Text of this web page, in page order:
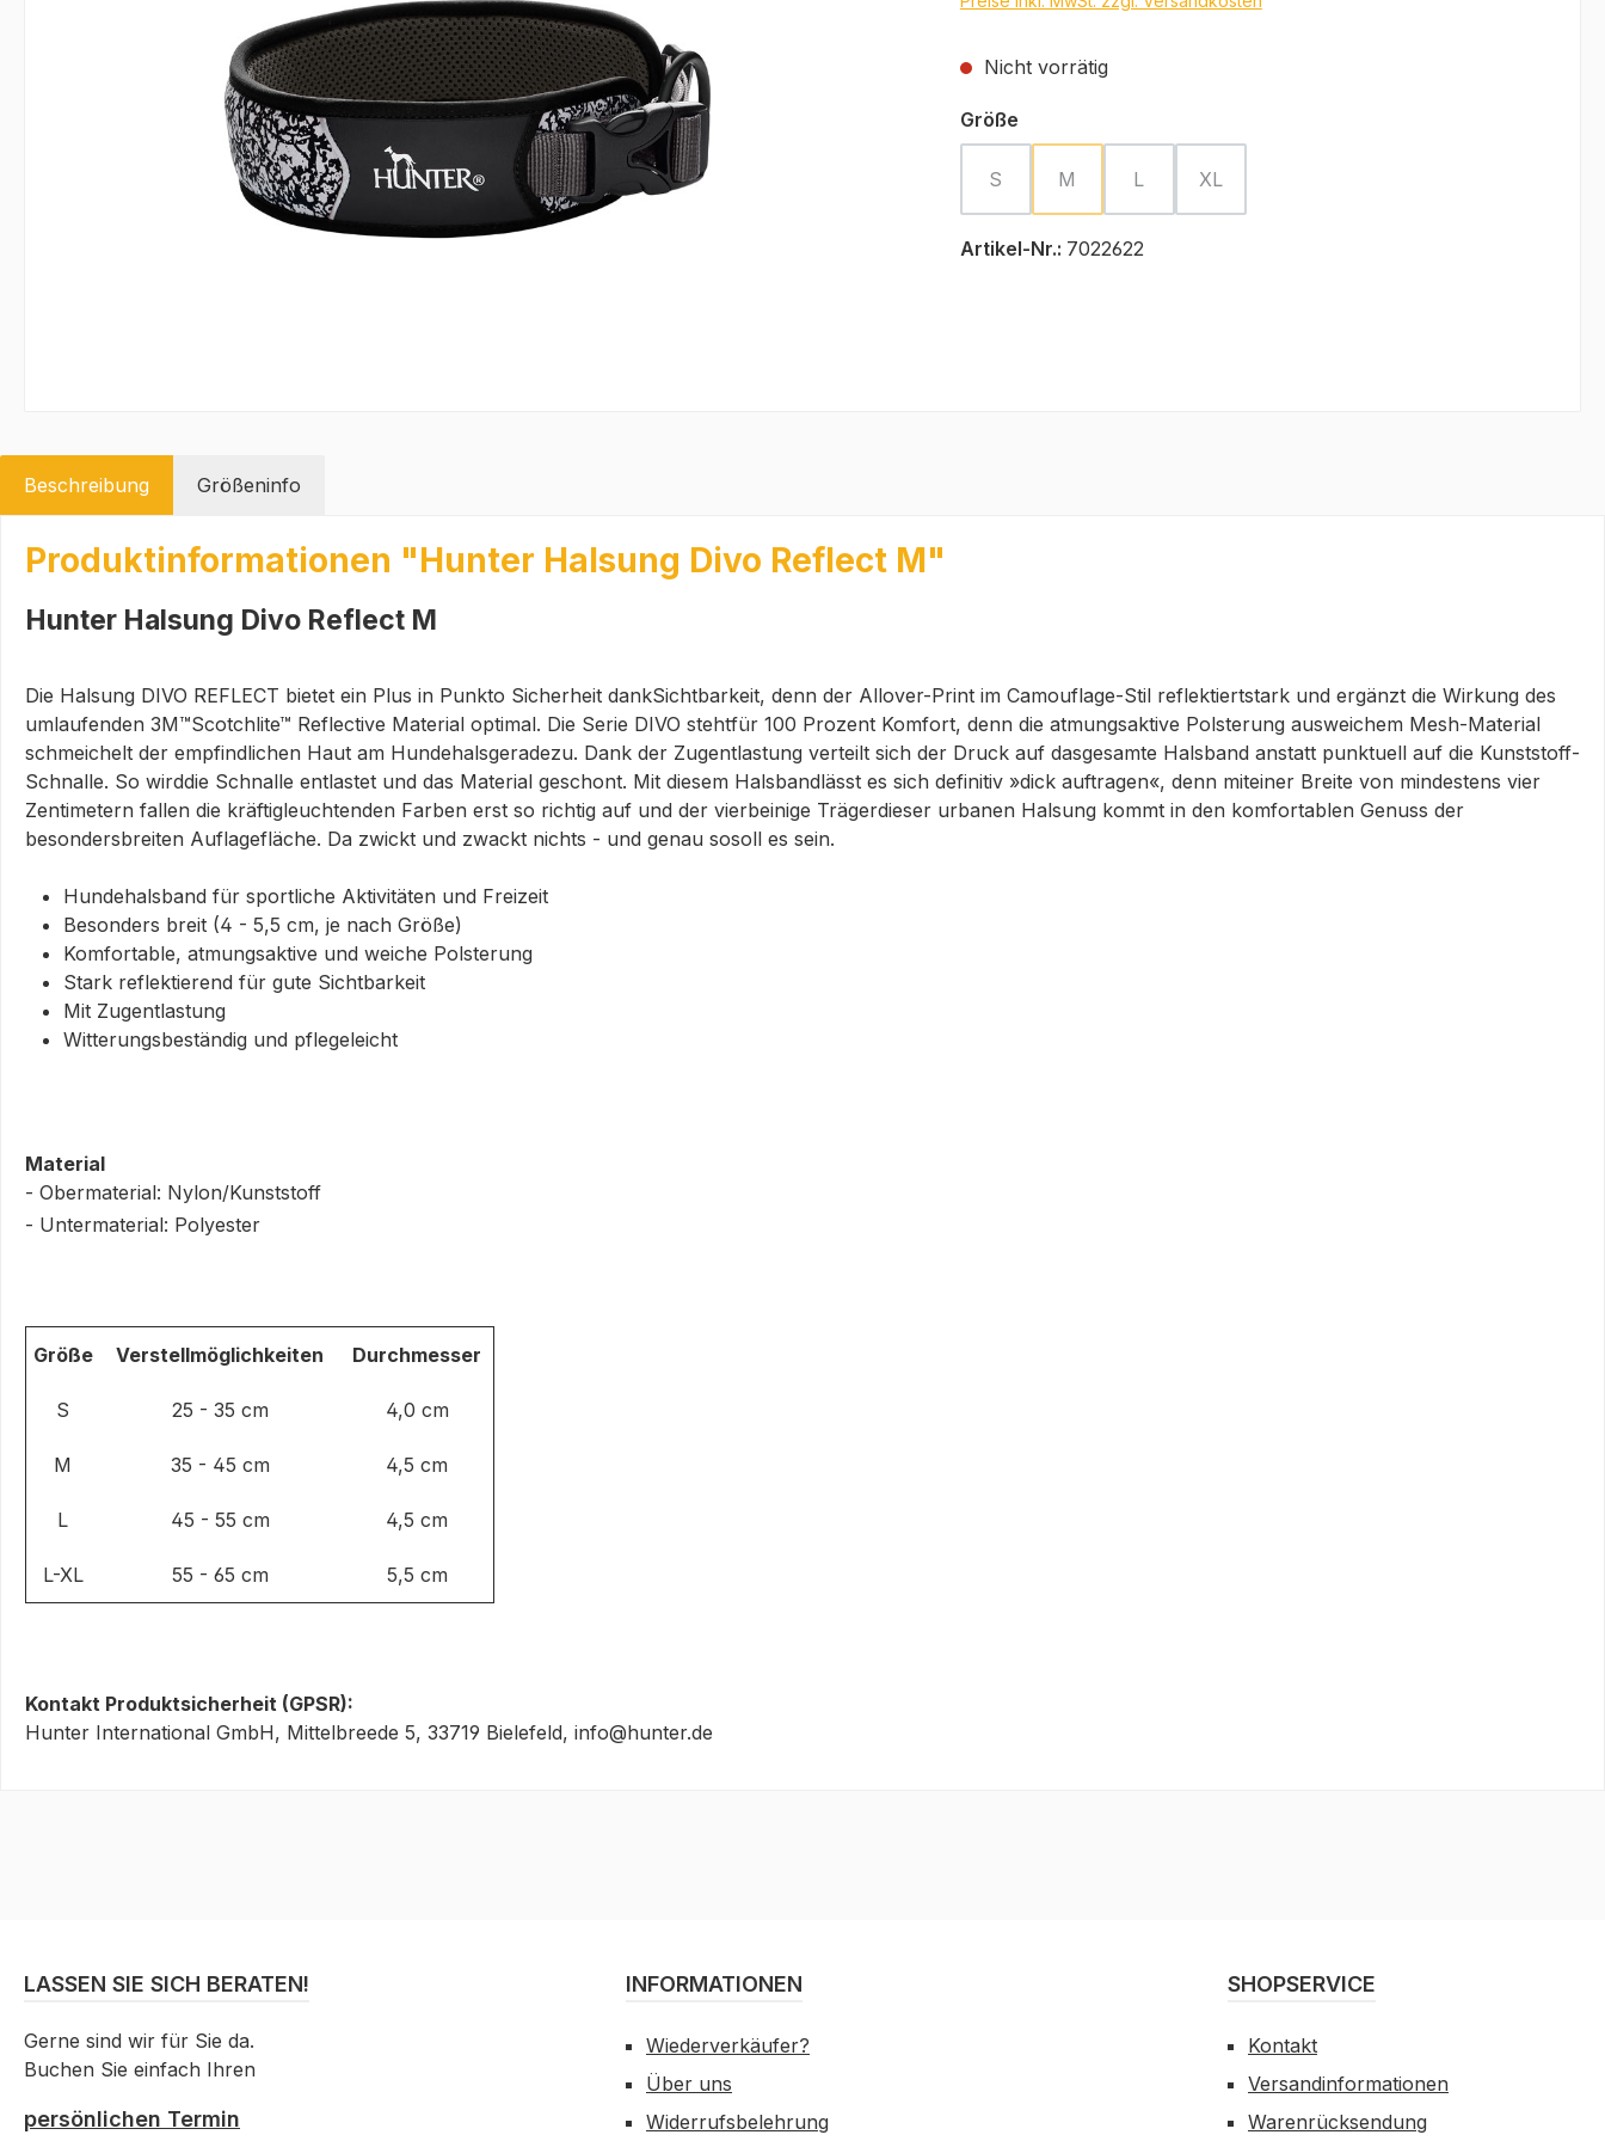
Nicht vorrätig
Größeauswählen
S
(Diese Option ist zurzeit nicht verfügbar.)
M
(Diese Option ist zurzeit nicht verfügbar.)
L
(Diese Option ist zurzeit nicht verfügbar.)
XL
(Diese Option ist zurzeit nicht verfügbar.)
Artikel-Nr.: 7022622
Beschreibung Größeninfo
Produktinformationen "Hunter Halsung Divo Reflect M"
Hunter Halsung Divo Reflect M
Die Halsung DIVO REFLECT bietet ein Plus in Punkto Sicherheit dankSichtbarkeit, denn der Allover-Print im Camouflage-Stil reflektiertstark und ergänzt die Wirkung des
umlaufenden 3M™Scotchlite™ Reflective Material optimal. Die Serie DIVO stehtfür 100 Prozent Komfort, denn die atmungsaktive Polsterung ausweichem Mesh-Material
schmeichelt der empfindlichen Haut am Hundehalsgeradezu. Dank der Zugentlastung verteilt sich der Druck auf dasgesamte Halsband anstatt punktuell auf die Kunststoff-
Schnalle. So wirddie Schnalle entlastet und das Material geschont. Mit diesem Halsbandlässt es sich definitiv »dick auftragen«, denn miteiner Breite von mindestens vier
Zentimetern fallen die kräftigleuchtenden Farben erst so richtig auf und der vierbeinige Trägerdieser urbanen Halsung kommt in den komfortablen Genuss der
besondersbreiten Auflagefläche. Da zwickt und zwackt nichts - und genau sosoll es sein.
Hundehalsband für sportliche Aktivitäten und Freizeit
Besonders breit (4 - 5,5 cm, je nach Größe)
Komfortable, atmungsaktive und weiche Polsterung
Stark reflektierend für gute Sichtbarkeit
Mit Zugentlastung
Witterungsbeständig und pflegeleicht
Material
- Obermaterial: Nylon/Kunststoff
- Untermaterial: Polyester
Größe Verstellmöglichkeiten Durchmesser
S 25 - 35 cm 4,0 cm
M 35 - 45 cm 4,5 cm
L 45 - 55 cm 4,5 cm
L-XL 55 - 65 cm 5,5 cm
Kontakt Produktsicherheit (GPSR):
Hunter International GmbH, Mittelbreede 5, 33719 Bielefeld, info@hunter.de
LASSEN SIE SICH BERATEN!
Gerne sind wir für Sie da.
Buchen Sie einfach Ihren
persönlichen Termin
INFORMATIONEN
Wiederverkäufer?
Über uns
Widerrufsbelehrung
SHOPSERVICE
Kontakt
Versandinformationen
Warenrücksendung